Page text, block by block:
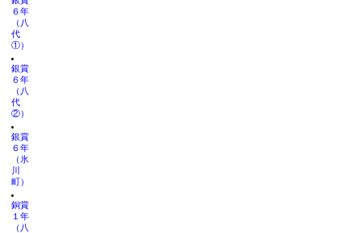
６年
（八
代
①）
銀賞
６年
（八
代
②）
銀賞
６年
（氷
川
町）
銅賞
１年
（八